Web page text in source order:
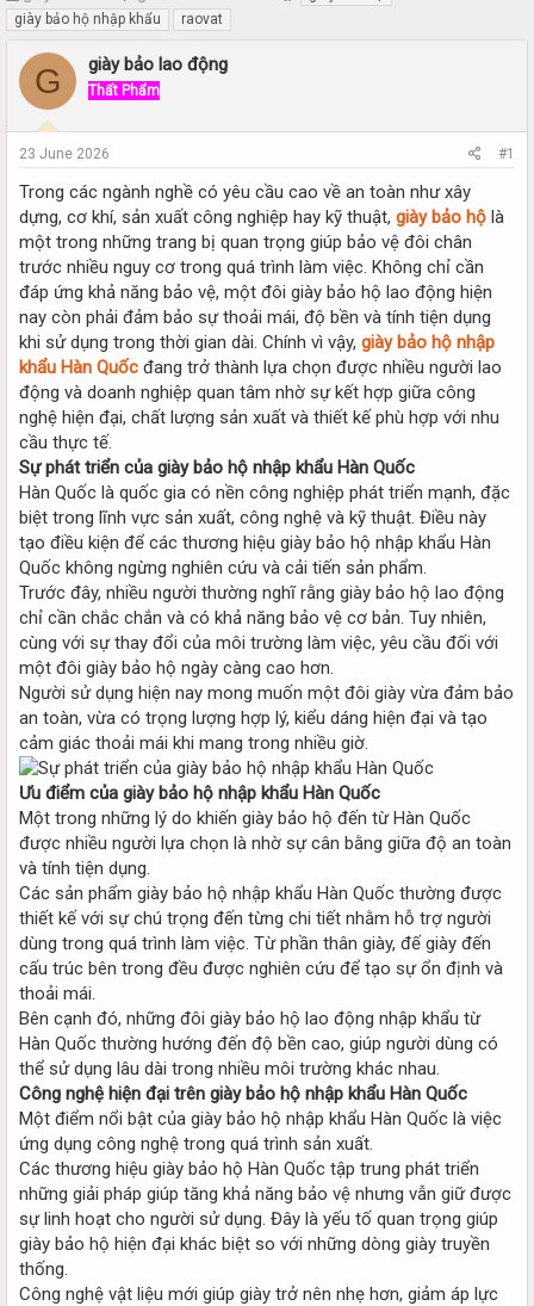
h
r
e
d
a
r
t
e
r
t
a
r
giày bảo hộ nhập khẩu
raovat
G giày bảo lao động
Thất Phẩm
23 June 2026 #1
Trong các ngành nghề có yêu cầu cao về an toàn như xây
dựng, cơ khí, sản xuất công nghiệp hay kỹ thuật, giày bảo hộ là
một trong những trang bị quan trọng giúp bảo vệ đôi chân
trước nhiều nguy cơ trong quá trình làm việc. Không chỉ cần
đáp ứng khả năng bảo vệ, một đôi giày bảo hộ lao động hiện
nay còn phải đảm bảo sự thoải mái, độ bền và tính tiện dụng
khi sử dụng trong thời gian dài. Chính vì vậy, giày bảo hộ nhập
khẩu Hàn Quốc đang trở thành lựa chọn được nhiều người lao
động và doanh nghiệp quan tâm nhờ sự kết hợp giữa công
nghệ hiện đại, chất lượng sản xuất và thiết kế phù hợp với nhu
cầu thực tế.
Sự phát triển của giày bảo hộ nhập khẩu Hàn Quốc
Hàn Quốc là quốc gia có nền công nghiệp phát triển mạnh, đặc
biệt trong lĩnh vực sản xuất, công nghệ và kỹ thuật. Điều này
tạo điều kiện để các thương hiệu giày bảo hộ nhập khẩu Hàn
Quốc không ngừng nghiên cứu và cải tiến sản phẩm.
Trước đây, nhiều người thường nghĩ rằng giày bảo hộ lao động
chỉ cần chắc chắn và có khả năng bảo vệ cơ bản. Tuy nhiên,
cùng với sự thay đổi của môi trường làm việc, yêu cầu đối với
một đôi giày bảo hộ ngày càng cao hơn.
Người sử dụng hiện nay mong muốn một đôi giày vừa đảm bảo
an toàn, vừa có trọng lượng hợp lý, kiểu dáng hiện đại và tạo
cảm giác thoải mái khi mang trong nhiều giờ.
Ưu điểm của giày bảo hộ nhập khẩu Hàn Quốc
Một trong những lý do khiến giày bảo hộ đến từ Hàn Quốc
được nhiều người lựa chọn là nhờ sự cân bằng giữa độ an toàn
và tính tiện dụng.
Các sản phẩm giày bảo hộ nhập khẩu Hàn Quốc thường được
thiết kế với sự chú trọng đến từng chi tiết nhằm hỗ trợ người
dùng trong quá trình làm việc. Từ phần thân giày, đế giày đến
cấu trúc bên trong đều được nghiên cứu để tạo sự ổn định và
thoải mái.
Bên cạnh đó, những đôi giày bảo hộ lao động nhập khẩu từ
Hàn Quốc thường hướng đến độ bền cao, giúp người dùng có
thể sử dụng lâu dài trong nhiều môi trường khác nhau.
Công nghệ hiện đại trên giày bảo hộ nhập khẩu Hàn Quốc
Một điểm nổi bật của giày bảo hộ nhập khẩu Hàn Quốc là việc
ứng dụng công nghệ trong quá trình sản xuất.
Các thương hiệu giày bảo hộ Hàn Quốc tập trung phát triển
những giải pháp giúp tăng khả năng bảo vệ nhưng vẫn giữ được
sự linh hoạt cho người sử dụng. Đây là yếu tố quan trọng giúp
giày bảo hộ hiện đại khác biệt so với những dòng giày truyền
thống.
Công nghệ vật liệu mới giúp giày trở nên nhẹ hơn, giảm áp lực